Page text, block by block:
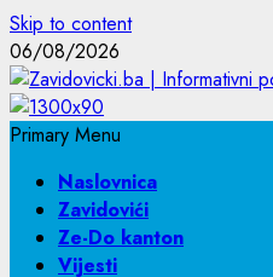
Skip to content
06/08/2026
Primary Menu
Naslovnica
Zavidovići
Ze-Do kanton
Vijesti